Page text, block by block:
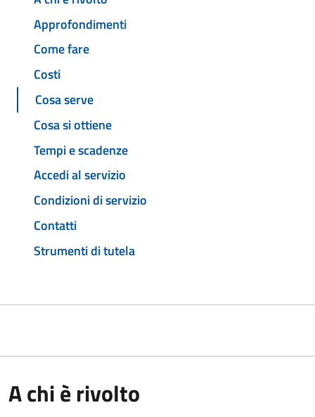
Approfondimenti
Come fare
Costi
Cosa serve
Cosa si ottiene
Tempi e scadenze
Accedi al servizio
Condizioni di servizio
Contatti
Strumenti di tutela
A chi è rivolto